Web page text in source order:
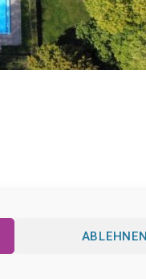
ABLEHNEN